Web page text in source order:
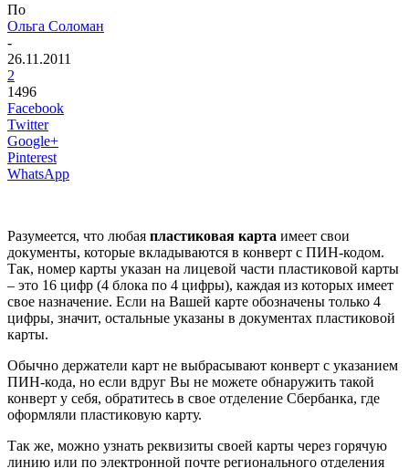
По
Ольга Соломан
-
26.11.2011
2
1496
Facebook
Twitter
Google+
Pinterest
WhatsApp
Разумеется, что любая пластиковая карта имеет свои
документы, которые вкладываются в конверт с ПИН-кодом.
Так, номер карты указан на лицевой части пластиковой карты
– это 16 цифр (4 блока по 4 цифры), каждая из которых имеет
свое назначение. Если на Вашей карте обозначены только 4
цифры, значит, остальные указаны в документах пластиковой
карты.
Обычно держатели карт не выбрасывают конверт с указанием
ПИН-кода, но если вдруг Вы не можете обнаружить такой
конверт у себя, обратитесь в свое отделение Сбербанка, где
оформляли пластиковую карту.
Так же, можно узнать реквизиты своей карты через горячую
линию или по электронной почте регионального отделения